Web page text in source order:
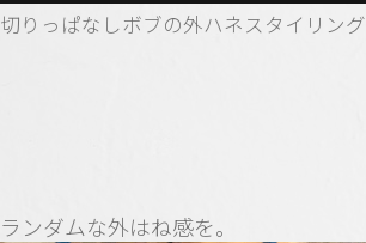
切りっぱなしボブの外ハネスタイリング
ランダムな外はね感を。